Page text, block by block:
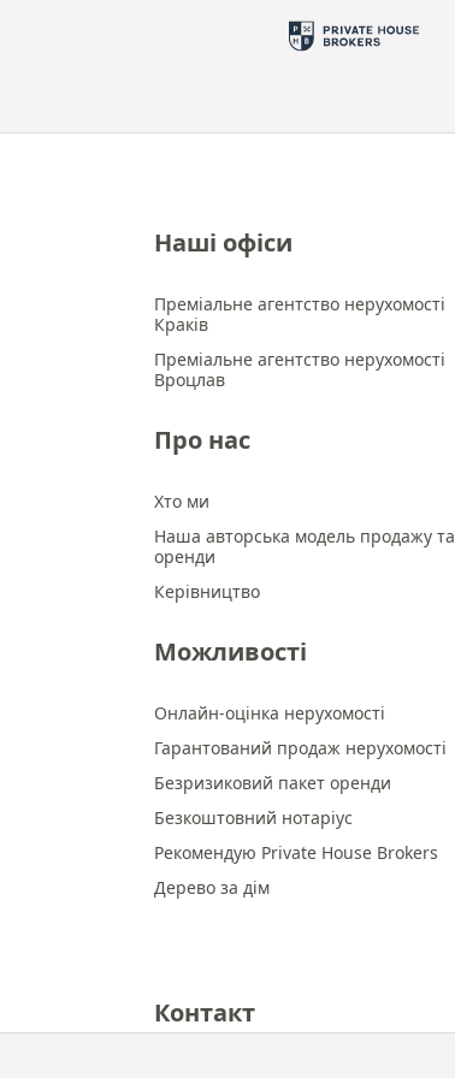
Наші офіси
Преміальне агентство нерухомості
Краків
Преміальне агентство нерухомості
Вроцлав
Про нас
Хто ми
Наша авторська модель продажу та
оренди
Керівництво
Можливості
Онлайн-оцінка нерухомості
Гарантований продаж нерухомості
Безризиковий пакет оренди
Безкоштовний нотаріус
Рекомендую Private House Brokers
Дерево за дім
Контакт